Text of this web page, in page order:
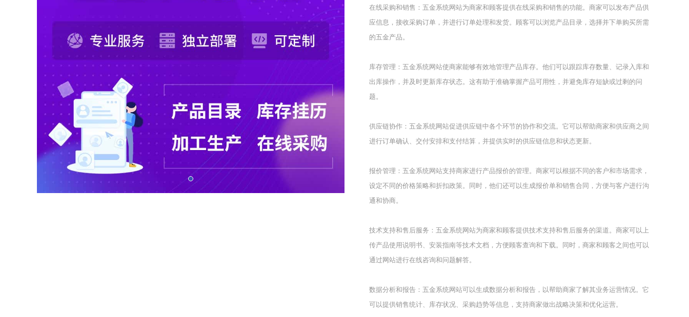
在线采购和销售：五金系统网站为商家和顾客提供在线采购和销售的功能。商家可以发布产品供
应信息，接收采购订单，并进行订单处理和发货。顾客可以浏览产品目录，选择并下单购买所需
的五金产品。
库存管理：五金系统网站使商家能够有效地管理产品库存。他们可以跟踪库存数量、记录入库和
出库操作，并及时更新库存状态。这有助于准确掌握产品可用性，并避免库存短缺或过剩的问
题。
供应链协作：五金系统网站促进供应链中各个环节的协作和交流。它可以帮助商家和供应商之间
进行订单确认、交付安排和支付结算，并提供实时的供应链信息和状态更新。
报价管理：五金系统网站支持商家进行产品报价的管理。商家可以根据不同的客户和市场需求，
设定不同的价格策略和折扣政策。同时，他们还可以生成报价单和销售合同，方便与客户进行沟
通和协商。
技术支持和售后服务：五金系统网站为商家和顾客提供技术支持和售后服务的渠道。商家可以上
传产品使用说明书、安装指南等技术文档，方便顾客查询和下载。同时，商家和顾客之间也可以
通过网站进行在线咨询和问题解答。
数据分析和报告：五金系统网站可以生成数据分析和报告，以帮助商家了解其业务运营情况。它
可以提供销售统计、库存状况、采购趋势等信息，支持商家做出战略决策和优化运营。